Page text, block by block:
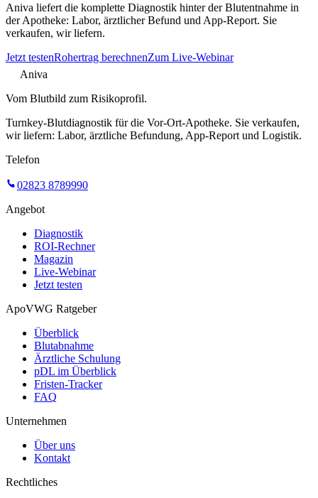
Aniva liefert die komplette Diagnostik hinter der Blutentnahme in
der Apotheke: Labor, ärztlicher Befund und App-Report. Sie
verkaufen, wir liefern.
Jetzt testenRohertrag berechnenZum Live-Webinar
Aniva
Vom Blutbild zum Risikoprofil.
Turnkey-Blutdiagnostik für die Vor-Ort-Apotheke. Sie verkaufen,
wir liefern: Labor, ärztliche Befundung, App-Report und Logistik.
Telefon
02823 8789990
Angebot
Diagnostik
ROI-Rechner
Magazin
Live-Webinar
Jetzt testen
ApoVWG Ratgeber
Überblick
Blutabnahme
Ärztliche Schulung
pDL im Überblick
Fristen-Tracker
FAQ
Unternehmen
Über uns
Kontakt
Rechtliches